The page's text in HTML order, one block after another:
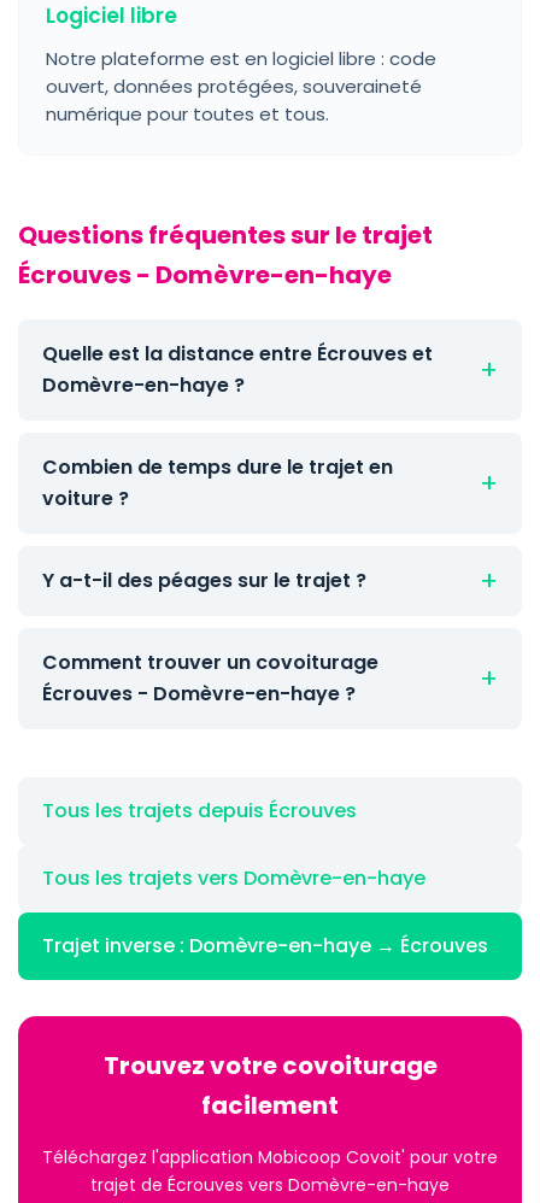
Logiciel libre
Notre plateforme est en logiciel libre : code
ouvert, données protégées, souveraineté
numérique pour toutes et tous.
Questions fréquentes sur le trajet
Écrouves - Domèvre-en-haye
Quelle est la distance entre Écrouves et
Domèvre-en-haye ?
Combien de temps dure le trajet en
voiture ?
Y a-t-il des péages sur le trajet ?
Comment trouver un covoiturage
Écrouves - Domèvre-en-haye ?
Tous les trajets depuis Écrouves
Tous les trajets vers Domèvre-en-haye
Trajet inverse : Domèvre-en-haye → Écrouves
Trouvez votre covoiturage
facilement
Téléchargez l'application Mobicoop Covoit' pour votre
trajet de Écrouves vers Domèvre-en-haye